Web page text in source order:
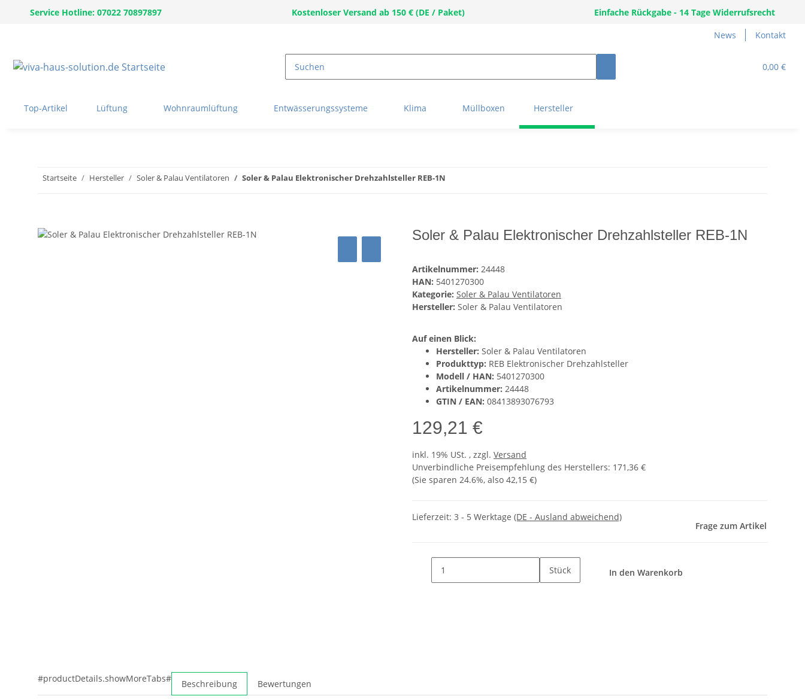
Service Hotline: 07022 70897897 Kostenloser Versand ab 150 € (DE / Paket) Einfache Rückgabe - 14 Tage Widerrufsrecht
News Kontakt
0,00 €
Top-Artikel Lüftung Wohnraumlüftung Entwässerungssysteme Klima Müllboxen Hersteller
Startseite Hersteller Soler & Palau Ventilatoren Soler & Palau Elektronischer Drehzahlsteller REB-1N
Soler & Palau Elektronischer Drehzahlsteller REB-1N
Artikelnummer: 24448
HAN: 5401270300
Kategorie: Soler & Palau Ventilatoren
Hersteller: Soler & Palau Ventilatoren
Auf einen Blick:
Hersteller: Soler & Palau Ventilatoren
Produkttyp: REB Elektronischer Drehzahlsteller
Modell / HAN: 5401270300
Artikelnummer: 24448
GTIN / EAN: 08413893076793
129,21 €
inkl. 19% USt. , zzgl. Versand
Unverbindliche Preisempfehlung des Herstellers: 171,36 €
(Sie sparen 24.6%, also 42,15 €)
Lieferzeit: 3 - 5 Werktage (DE - Ausland abweichend)
Frage zum Artikel
Stück In den Warenkorb
#productDetails.showMoreTabs# Beschreibung Bewertungen